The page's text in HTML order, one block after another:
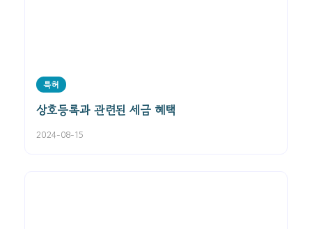
특허
상호등록과 관련된 세금 혜택
2024-08-15